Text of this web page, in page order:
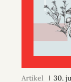
Artikel 30.